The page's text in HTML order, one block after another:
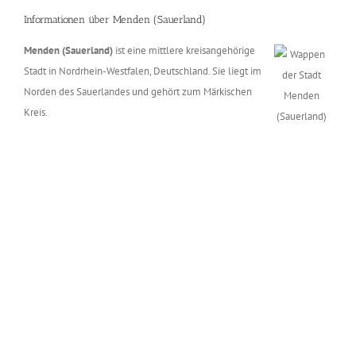
Informationen über Menden (Sauerland)
Menden (Sauerland) ist eine mittlere kreisangehörige
Stadt in Nordrhein-Westfalen, Deutschland. Sie liegt im
Norden des Sauerlandes und gehört zum Märkischen
Kreis.